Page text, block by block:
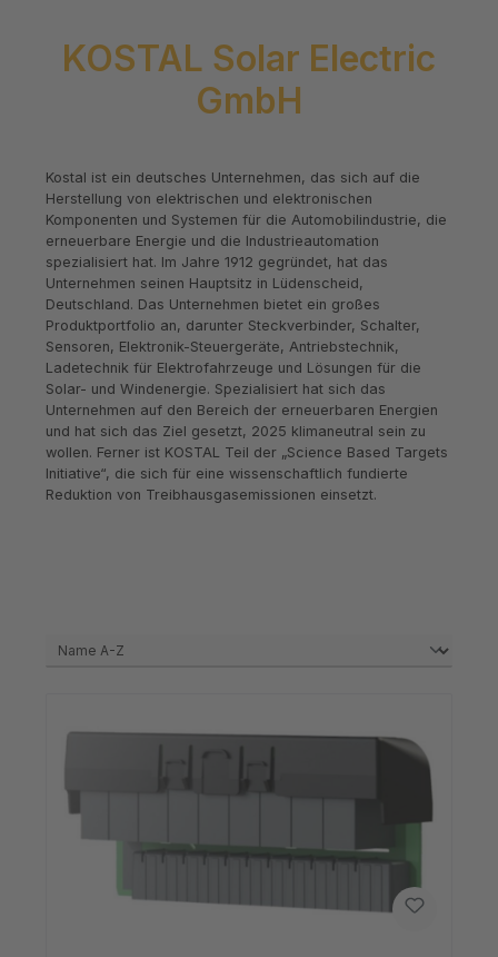
KOSTAL Solar Electric
GmbH
Kostal ist ein deutsches Unternehmen, das sich auf die
Herstellung von elektrischen und elektronischen
Komponenten und Systemen für die Automobilindustrie, die
erneuerbare Energie und die Industrieautomation
spezialisiert hat. Im Jahre 1912 gegründet, hat das
Unternehmen seinen Hauptsitz in Lüdenscheid,
Deutschland. Das Unternehmen bietet ein großes
Produktportfolio an, darunter Steckverbinder, Schalter,
Sensoren, Elektronik-Steuergeräte, Antriebstechnik,
Ladetechnik für Elektrofahrzeuge und Lösungen für die
Solar- und Windenergie. Spezialisiert hat sich das
Unternehmen auf den Bereich der erneuerbaren Energien
und hat sich das Ziel gesetzt, 2025 klimaneutral sein zu
wollen. Ferner ist KOSTAL Teil der „Science Based Targets
Initiative“, die sich für eine wissenschaftlich fundierte
Reduktion von Treibhausgasemissionen einsetzt.